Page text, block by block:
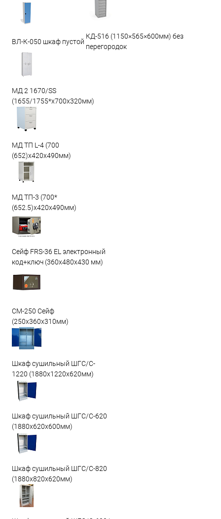
ВЛ-К-050 шкаф пустой
КД-516 (1150×565×600мм) без
перегородок
МД 2 1670/SS
(1655/1755*x700x320мм)
МД ТП L-4 (700
(652)x420x490мм)
МД ТП-3 (700*
(652.5)x420x490мм)
Сейф FRS-36 EL электронный
код+ключ (360x480x430 мм)
СМ-250 Сейф
(250х360х310мм)
Шкаф сушильный ШГС/C-
1220 (1880x1220x620мм)
Шкаф сушильный ШГС/C-620
(1880x620x600мм)
Шкаф сушильный ШГС/C-820
(1880x820x620мм)